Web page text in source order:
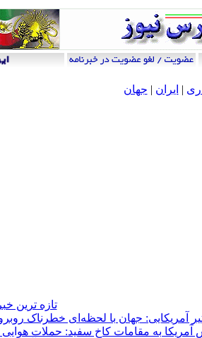
| ایران | جهان
تازه ترين
آمریکایی: جهان با لحظه‌ای خطرناک
آمریکا به مقامات کاخ سفید: حملات